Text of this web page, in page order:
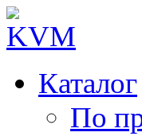
Каталог
По